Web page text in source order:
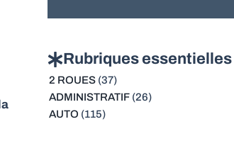
Rubriques essentielles
2 ROUES(37)
ADMINISTRATIF(26)
AUTO (115)